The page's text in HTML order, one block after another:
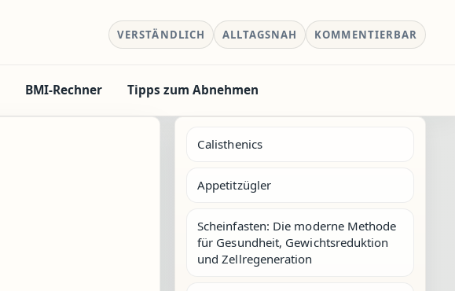
VERSTÄNDLICH ALLTAGSNAH KOMMENTIERBAR
BMI-Rechner Tipps zum Abnehmen
Calisthenics
Appetitzügler
Scheinfasten: Die moderne Methode
für Gesundheit, Gewichtsreduktion
und Zellregeneration